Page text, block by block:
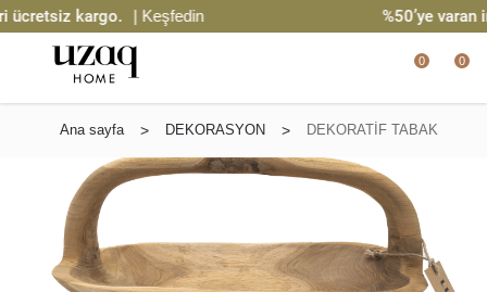
kargo. | Keşfedin %50’ye varan
0 0
Ana sayfa > DEKORASYON > DEKORATİF TABAK